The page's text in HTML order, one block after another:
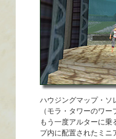
ハウジングマップ・ソ
（モラ・タワーのワ
もう一度アルターに乗
プ内に配置されたミニ